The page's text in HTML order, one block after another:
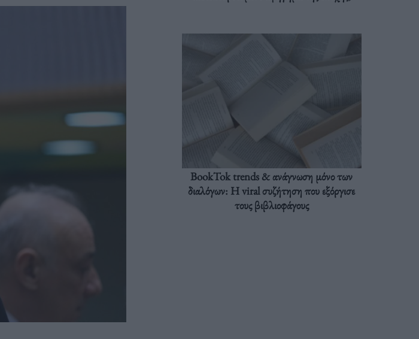
BookTok trends & ανάγνωση μόνο των
διαλόγων: Η viral συζήτηση που εξόργισε
τους βιβλιοφάγους